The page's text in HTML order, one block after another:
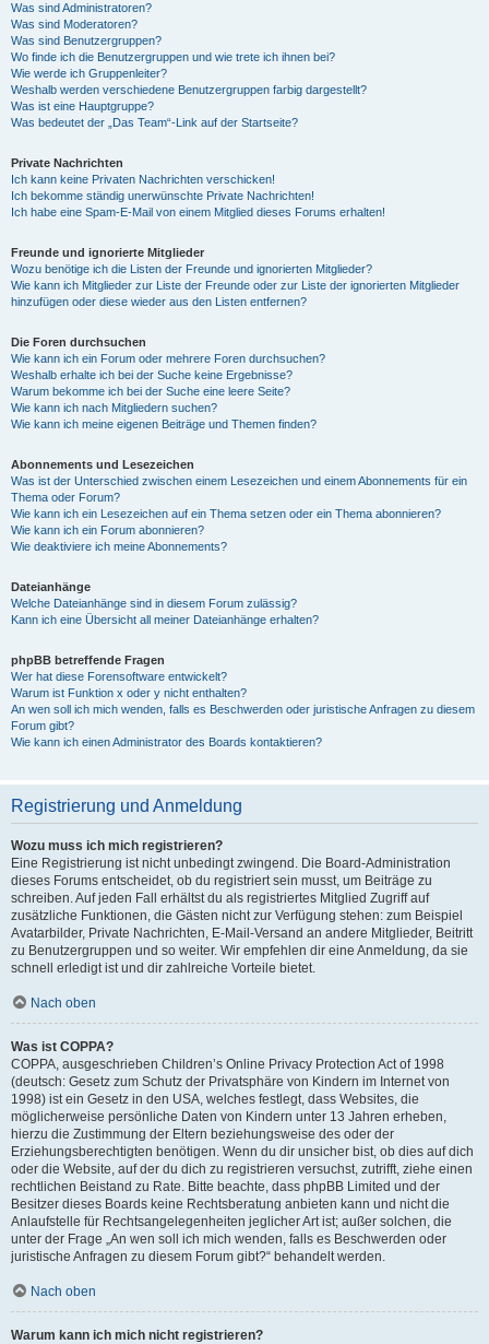
Was sind Administratoren?
Was sind Moderatoren?
Was sind Benutzergruppen?
Wo finde ich die Benutzergruppen und wie trete ich ihnen bei?
Wie werde ich Gruppenleiter?
Weshalb werden verschiedene Benutzergruppen farbig dargestellt?
Was ist eine Hauptgruppe?
Was bedeutet der „Das Team“-Link auf der Startseite?
Private Nachrichten
Ich kann keine Privaten Nachrichten verschicken!
Ich bekomme ständig unerwünschte Private Nachrichten!
Ich habe eine Spam-E-Mail von einem Mitglied dieses Forums erhalten!
Freunde und ignorierte Mitglieder
Wozu benötige ich die Listen der Freunde und ignorierten Mitglieder?
Wie kann ich Mitglieder zur Liste der Freunde oder zur Liste der ignorierten Mitglieder
hinzufügen oder diese wieder aus den Listen entfernen?
Die Foren durchsuchen
Wie kann ich ein Forum oder mehrere Foren durchsuchen?
Weshalb erhalte ich bei der Suche keine Ergebnisse?
Warum bekomme ich bei der Suche eine leere Seite?
Wie kann ich nach Mitgliedern suchen?
Wie kann ich meine eigenen Beiträge und Themen finden?
Abonnements und Lesezeichen
Was ist der Unterschied zwischen einem Lesezeichen und einem Abonnements für ein
Thema oder Forum?
Wie kann ich ein Lesezeichen auf ein Thema setzen oder ein Thema abonnieren?
Wie kann ich ein Forum abonnieren?
Wie deaktiviere ich meine Abonnements?
Dateianhänge
Welche Dateianhänge sind in diesem Forum zulässig?
Kann ich eine Übersicht all meiner Dateianhänge erhalten?
phpBB betreffende Fragen
Wer hat diese Forensoftware entwickelt?
Warum ist Funktion x oder y nicht enthalten?
An wen soll ich mich wenden, falls es Beschwerden oder juristische Anfragen zu diesem
Forum gibt?
Wie kann ich einen Administrator des Boards kontaktieren?
Registrierung und Anmeldung
Wozu muss ich mich registrieren?
Eine Registrierung ist nicht unbedingt zwingend. Die Board-Administration
dieses Forums entscheidet, ob du registriert sein musst, um Beiträge zu
schreiben. Auf jeden Fall erhältst du als registriertes Mitglied Zugriff auf
zusätzliche Funktionen, die Gästen nicht zur Verfügung stehen: zum Beispiel
Avatarbilder, Private Nachrichten, E-Mail-Versand an andere Mitglieder, Beitritt
zu Benutzergruppen und so weiter. Wir empfehlen dir eine Anmeldung, da sie
schnell erledigt ist und dir zahlreiche Vorteile bietet.
Nach oben
Was ist COPPA?
COPPA, ausgeschrieben Children’s Online Privacy Protection Act of 1998
(deutsch: Gesetz zum Schutz der Privatsphäre von Kindern im Internet von
1998) ist ein Gesetz in den USA, welches festlegt, dass Websites, die
möglicherweise persönliche Daten von Kindern unter 13 Jahren erheben,
hierzu die Zustimmung der Eltern beziehungsweise des oder der
Erziehungsberechtigten benötigen. Wenn du dir unsicher bist, ob dies auf dich
oder die Website, auf der du dich zu registrieren versuchst, zutrifft, ziehe einen
rechtlichen Beistand zu Rate. Bitte beachte, dass phpBB Limited und der
Besitzer dieses Boards keine Rechtsberatung anbieten kann und nicht die
Anlaufstelle für Rechtsangelegenheiten jeglicher Art ist; außer solchen, die
unter der Frage „An wen soll ich mich wenden, falls es Beschwerden oder
juristische Anfragen zu diesem Forum gibt?“ behandelt werden.
Nach oben
Warum kann ich mich nicht registrieren?